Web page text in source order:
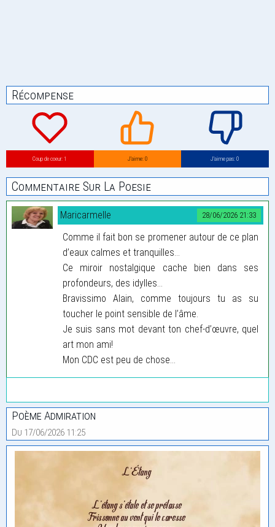
Récompense
Coup de coeur: 1 J’aime: 0 J’aime pas: 0
Commentaire Sur La Poesie
28/06/2026 21:33
Maricarmelle
Comme il fait bon se promener autour de ce plan
d’eaux calmes et tranquilles…
Ce miroir nostalgique cache bien dans ses
profondeurs, des idylles…
Bravissimo Alain, comme toujours tu as su
toucher le point sensible de l’âme.
Je suis sans mot devant ton chef-d’œuvre, quel
art mon ami!
Mon CDC est peu de chose…
Poème Admiration
Du 17/06/2026 11:25